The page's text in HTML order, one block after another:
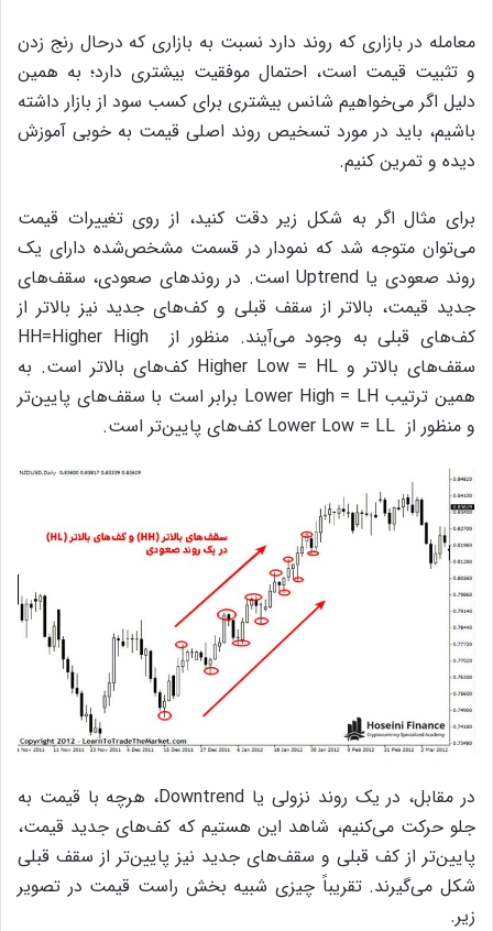
معامله در بازاری که روند دارد نسبت به بازاری که درحال رنج زدن
و تثبیت قیمت است، احتمال موفقیت بیشتری دارد؛ به همین
دلیل اگر می‌خواهیم شانس بیشتری برای کسب سود از بازار داشته
باشیم، باید در مورد تسخیص روند اصلی قیمت به خوبی آموزش
دیده و تمرین کنیم.
برای مثال اگر به شکل زیر دقت کنید، از روی تغییرات قیمت
می‌توان متوجه شد که نمودار در قسمت مشخص‌شده دارای یک
روند صعودی یا Uptrend است. در روندهای صعودی، سقف‌های
جدید قیمت، بالاتر از سقف قبلی و کف‌های جدید نیز بالاتر از
کف‌های قبلی به وجود می‌آیند. منظور از HH=Higher High
سقف‌های بالاتر و Higher Low = HL کف‌‎های بالاتر است. به
همین‌ ترتیب Lower High = LH برابر است با سقف‌های پایین‌تر
و منظور از Lower Low = LL کف‌های پایین‌تر است.
در مقابل، در یک روند نزولی یا Downtrend، هرچه با قیمت به
جلو حرکت می‌کنیم، شاهد این هستیم که کف‌های جدید قیمت،
پایین‌تر از کف قبلی و سقف‌های جدید نیز پایین‌تر از سقف قبلی
شکل می‌گیرند. تقریباً چیزی شبیه بخش راست قیمت در تصویر
زیر.